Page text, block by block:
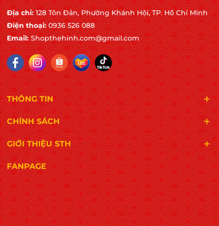
Địa chỉ: 128 Tôn Đản, Phường Khánh Hội, TP. Hồ Chí Minh
Điện thoại: 0936 526 088
Email: Shopthehinh.com@gmail.com
THÔNG TIN
CHÍNH SÁCH
GIỚI THIỆU STH
FANPAGE